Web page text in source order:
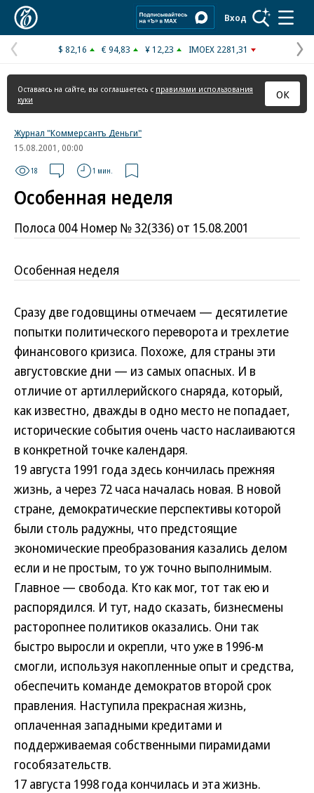
Вход
Предыдущая
страница
$ 82,16 € 94,83 ¥ 12,23 IMOEX 2281,31
Оставаясь на сайте, вы соглашаетесь с правилами использования
куки
ОК
Журнал "Коммерсантъ Деньги"
15.08.2001, 00:00
18 1 мин.
Особенная неделя
Полоса 004 Номер № 32(336) от 15.08.2001
Особенная неделя
Сразу две годовщины отмечаем — десятилетие
попытки политического переворота и трехлетие
финансового кризиса. Похоже, для страны эти
августовские дни — из самых опасных. И в
отличие от артиллерийского снаряда, который,
как известно, дважды в одно место не попадает,
исторические события очень часто наслаиваются
в конкретной точке календаря.
19 августа 1991 года здесь кончилась прежняя
жизнь, а через 72 часа началась новая. В новой
стране, демократические перспективы которой
были столь радужны, что предстоящие
экономические преобразования казались делом
если и не простым, то уж точно выполнимым.
Главное — свобода. Кто как мог, тот так ею и
распорядился. И тут, надо сказать, бизнесмены
расторопнее политиков оказались. Они так
быстро выросли и окрепли, что уже в 1996-м
смогли, используя накопленные опыт и средства,
обеспечить команде демократов второй срок
правления. Наступила прекрасная жизнь,
оплаченная западными кредитами и
поддерживаемая собственными пирамидами
гособязательств.
17 августа 1998 года кончилась и эта жизнь.